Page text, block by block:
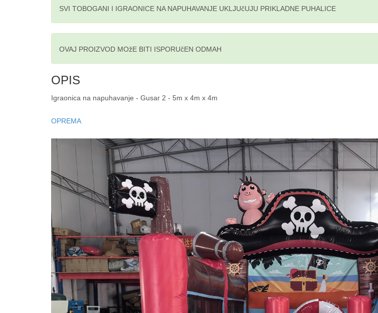
SVI TOBOGANI I IGRAONICE NA NAPUHAVANJE UKLJUčUJU PRIKLADNE PUHALICE
OVAJ PROIZVOD MOžE BITI ISPORUčEN ODMAH
OPIS
Igraonica na napuhavanje - Gusar 2 - 5m x 4m x 4m
OPREMA